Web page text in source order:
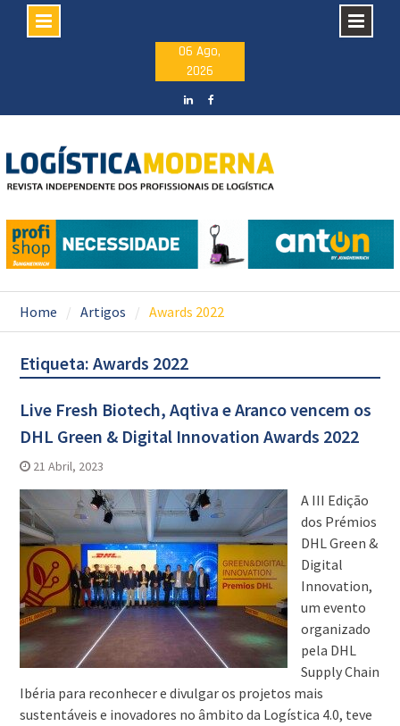
06 Ago,
2026
Home Artigos Awards 2022
Etiqueta: Awards 2022
Live Fresh Biotech, Aqtiva e Aranco vencem os
DHL Green & Digital Innovation Awards 2022
21 Abril, 2023
A III Edição
dos Prémios
DHL Green &
Digital
Innovation,
um evento
organizado
pela DHL
Supply Chain
Ibéria para reconhecer e divulgar os projetos mais
sustentáveis e inovadores no âmbito da Logística 4.0, teve